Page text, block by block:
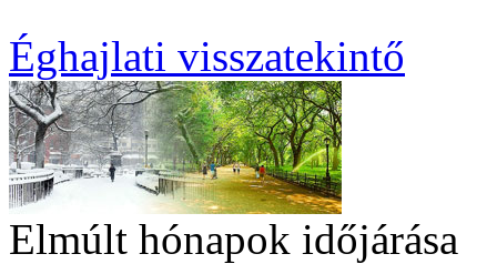
Éghajlati visszatekintő
Elmúlt hónapok időjárása